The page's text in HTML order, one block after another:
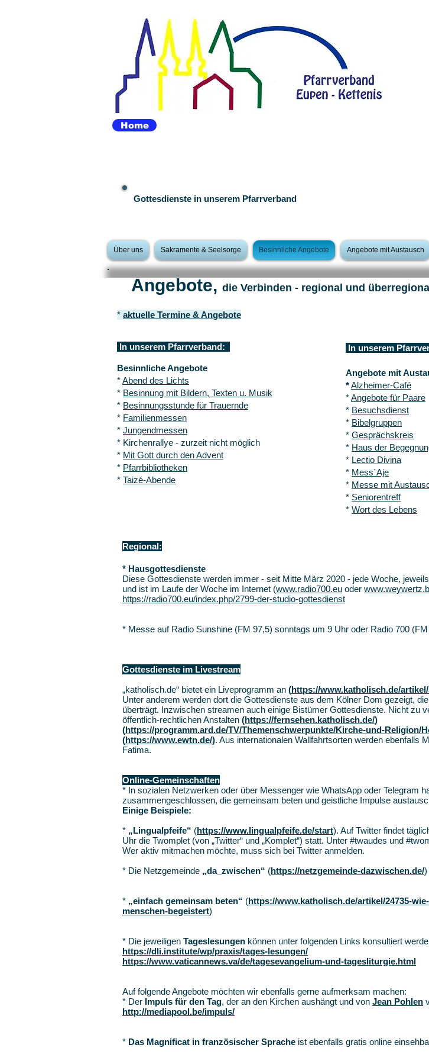
Home
Gottesdienste in unserem Pfarrverband
Über uns Sakramente & Seelsorge Besinnliche Angebote Angebote mit Austausch
Angebote, die Verbinden - regional und überregional
* aktuelle Termine & Angebote
In unserem Pfarrverband:
BesinnlicheAngebote
*Abend des Lichts
* Besinnung mit Bildern, Texten u. Musik
* Besinnungsstunde für Trauernde
* Familienmessen
* Jungendmessen
* Kirchenrallye - zurzeit nicht möglich
* Mit Gott durch den Advent
* Pfarrbibliotheken
* Taizé-Abende
In unserem
Angebote mit
*Alzheimer-Café
*Angebote für Paare
* Besuchsdienst
* Bibelgruppen
* Gesprächskreis
* Haus der
* Lectio Divina
* Mess´Aje
* Messe mit
* Seniorentreff
* Wort des Lebens
Regional:
* Hausgottesdienste
Diese Gottesdienste werden immer - seit Mitte März 2020 - jede Woche,
und ist im Laufe der Woche im Internet (www.radio700.eu oder
https://radio700.eu/index.php/2799-der-studio-gottesdienst
* Messe auf Radio Sunshine (FM 97,5) sonntags um 9 Uhr oder Radio 700
Gottesdienste im Livestream
„katholisch.de“ bietet ein Liveprogramm an (https://www.katholisch.de/
Unter anderem werden dort die Gottesdienste aus dem Kölner Dom gezeigt,
überträgt. Inzwischen streamen auch einige Bistümer Gottesdienste. Nicht zu
öffentlich-rechtlichen Anstalten (https://fernsehen.katholisch.de/)
(https://programm.ard.de/TV/Themenschwerpunkte/Kirche-und-Religion/
(https://www.ewtn.de/). Aus internationalen Wallfahrtsorten werden ebenfalls
Fatima.
Online-Gemeinschaften
* In sozialen Netzwerken oder über Messenger wie WhatsApp oder Telegram
zusammengeschlossen, die gemeinsam beten und geistliche Impulse
Einige Beispiele:
* „Lingualpfeife“ (https://www.lingualpfeife.de/start). Auf Twitter findet
Uhr die Twomplet (von „Twitter“ und „Komplet“) statt. Unter #twaudes und
Wer aktiv mitmachen möchte, muss sich bei Twitter anmelden.
* Die Netzgemeinde „da_zwischen“ (https://netzgemeinde-dazwischen.de/)
* „einfach gemeinsam beten“ (https://www.katholisch.de/artikel/24735-
menschen-begeistert)
* Die jeweiligen Tageslesungen können unter folgenden Links konsultiert
https://dli.institute/wp/praxis/tages-lesungen/
https://www.vaticannews.va/de/tagesevangelium-und-tagesliturgie.html
Auf folgende Angebote möchten wir ebenfalls gerne aufmerksam machen:
* Der Impuls für den Tag, der an den Kirchen aushängt und von Jean Pohlen
http://mediapool.be/impuls/
* Das Magnificat in französischer Sprache ist ebenfalls gratis online